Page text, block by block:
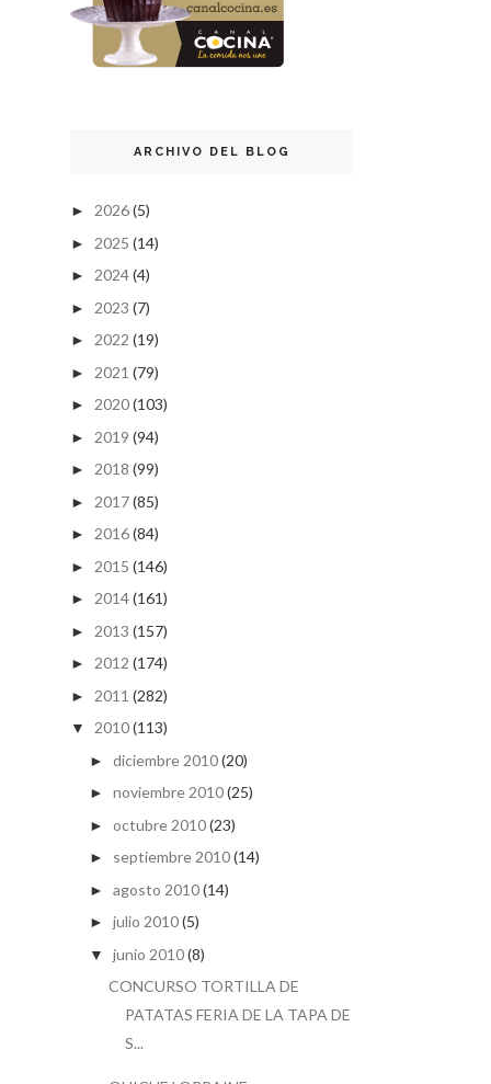
ARCHIVO DEL BLOG
► 2026(5)
► 2025 (14)
► 2024(4)
► 2023 (7)
► 2022 (19)
► 2021 (79)
► 2020(103)
► 2019 (94)
► 2018 (99)
► 2017(85)
► 2016(84)
► 2015 (146)
► 2014(161)
► 2013 (157)
► 2012 (174)
► 2011 (282)
▼ 2010(113)
► diciembre 2010(20)
► noviembre 2010(25)
► octubre 2010(23)
► septiembre 2010(14)
► agosto 2010(14)
► julio 2010(5)
▼ junio 2010(8)
CONCURSO TORTILLA DE
PATATAS FERIA DE LA TAPA DE
S...